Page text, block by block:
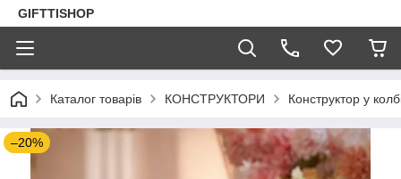
GIFTTISHOP
Каталог товарів КОНСТРУКТОРИ Конструктор у
–20%